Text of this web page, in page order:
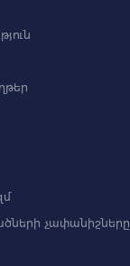
չափանիշները